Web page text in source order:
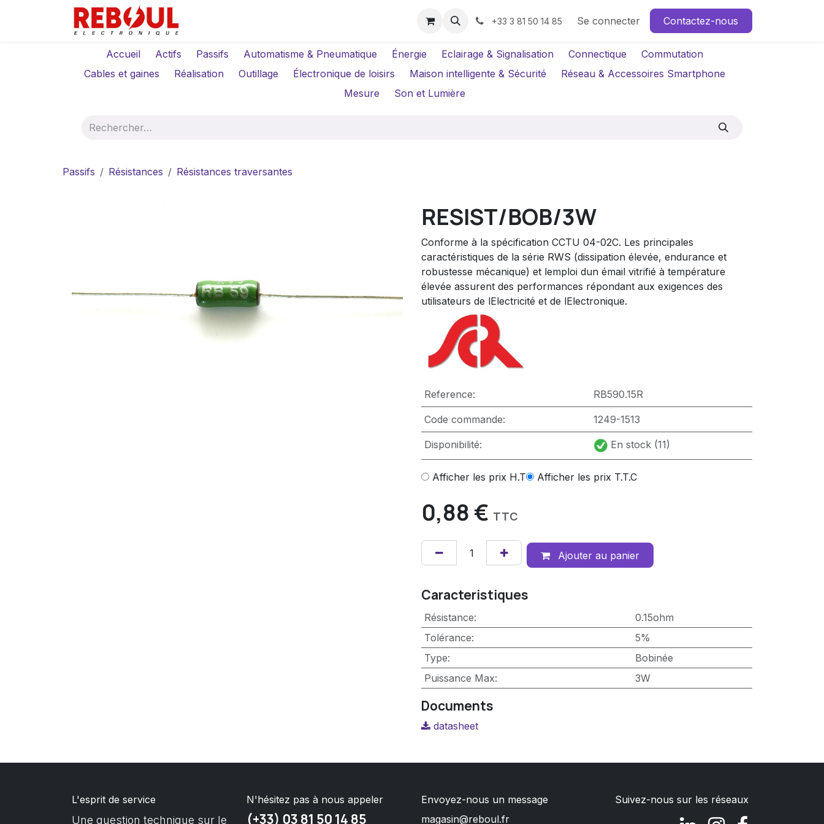
Se rendre au contenu
Location Caméras +33 3 81 50 14 85 Se connecter Contactez-nous
Accueil Actifs Passifs Automatisme & Pneumatique Énergie Eclairage & Signalisation Connectique
Commutation
Cables et gaines
Réalisation Outillage Électronique de loisirs Maison intelligente & Sécurité
Réseau & Accessoires Smartphone
Mesure
Son et Lumière
Passifs Résistances Résistances traversantes
RESIST/BOB/3W
Conforme à la spécification CCTU 04-02C. Les principales
caractéristiques de la série RWS (dissipation élevée, endurance et
robustesse mécanique) et lemploi dun émail vitrifié à température
élevée assurent des performances répondant aux exigences des
utilisateurs de lElectricité et de lElectronique.
Reference: RB590.15R
Code commande: 1249-1513
Disponibilité: En stock (11)
Afficher les prix H.T Afficher les prix T.T.C
0,88 € TTC
Ajouter au panier
Caracteristiques
Résistance:
0.15ohm
Tolérance:
5%
Type:
Bobinée
Puissance Max: 3W
Documents
datasheet
L'esprit de service
Une question technique sur le
N'hésitez pas à nous appeler
(+33) 03 81 50 14 85
Envoyez-nous un message
magasin@reboul.fr
Suivez-nous sur les réseaux